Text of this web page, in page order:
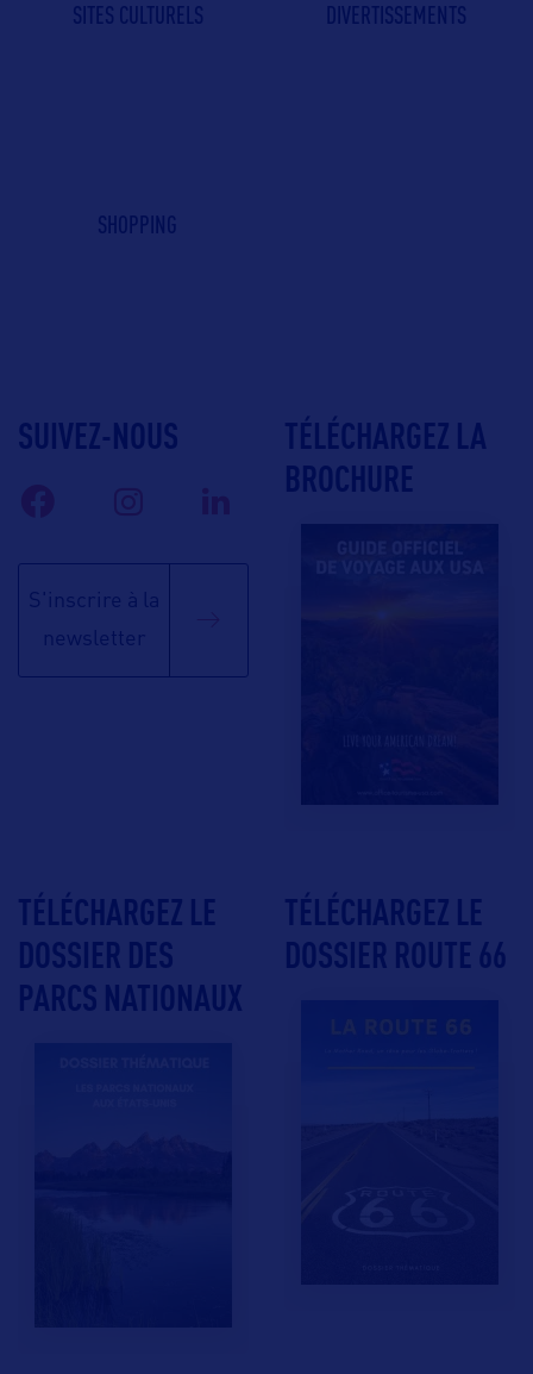
SITES CULTURELS DIVERTISSEMENTS
SHOPPING
SUIVEZ-NOUS
S'inscrire à la
newsletter
TÉLÉCHARGEZ LA
BROCHURE
TÉLÉCHARGEZ LE
DOSSIER DES
PARCS NATIONAUX
TÉLÉCHARGEZ LE
DOSSIER ROUTE 66